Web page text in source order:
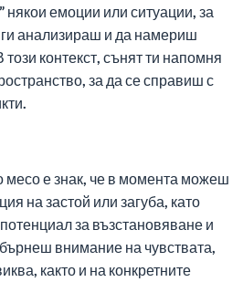
някои емоции или ситуации, за
анализираш и да намериш
контекст, сънят ти напомня
за да се справиш с
е знак, че в момента можеш
на застой или загуба, като
за възстановяване и
внимание на чувствата,
както и на конкретните